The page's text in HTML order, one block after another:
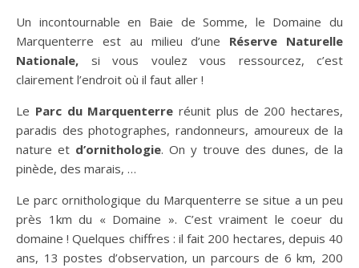
Un incontournable en Baie de Somme, le Domaine du
Marquenterre est au milieu d’une Réserve Naturelle
Nationale, si vous voulez vous ressourcez, c’est
clairement l’endroit où il faut aller !
Le Parc du Marquenterre réunit plus de 200 hectares,
paradis des photographes, randonneurs, amoureux de la
nature et d’ornithologie. On y trouve des dunes, de la
pinède, des marais, …
Le parc ornithologique du Marquenterre se situe a un peu
près 1km du « Domaine ». C’est vraiment le coeur du
domaine ! Quelques chiffres : il fait 200 hectares, depuis 40
ans, 13 postes d’observation, un parcours de 6 km, 200